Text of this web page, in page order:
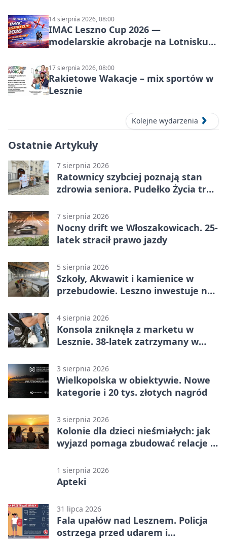
14 sierpnia 2026, 08:00
IMAC Leszno Cup 2026 —
modelarskie akrobacje na Lotnisku
17 sierpnia 2026, 08:00
Rakietowe Wakacje – mix sportów w
Lesznie
Kolejne wydarzenia
Ostatnie Artykuły
7 sierpnia 2026
Ratownicy szybciej poznają stan
zdrowia seniora. Pudełko Życia trafi
7 sierpnia 2026
Nocny drift we Włoszakowicach. 25-
latek stracił prawo jazdy
5 sierpnia 2026
Szkoły, Akwawit i kamienice w
przebudowie. Leszno inwestuje na
4 sierpnia 2026
Konsola zniknęła z marketu w
Lesznie. 38-latek zatrzymany w
3 sierpnia 2026
Wielkopolska w obiektywie. Nowe
kategorie i 20 tys. złotych nagród
3 sierpnia 2026
Kolonie dla dzieci nieśmiałych: jak
wyjazd pomaga zbudować relacje z
1 sierpnia 2026
Apteki
31 lipca 2026
Fala upałów nad Lesznem. Policja
ostrzega przed udarem i